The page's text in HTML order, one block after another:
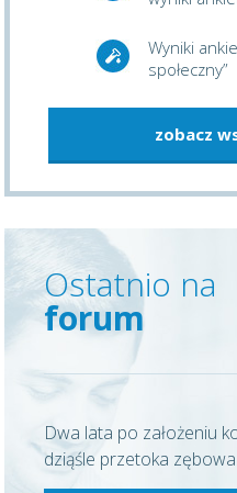
Wyniki
społeczny”
zobacz
Ostatnio na
forum
Dwa lata po założeniu
dziąśle przetoka